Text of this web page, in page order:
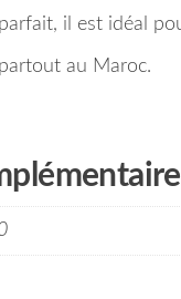
il est idéal
au Maroc.